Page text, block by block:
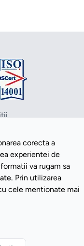
rezervate
corecta a
experientei de
va rugam sa
Prin utilizarea
cele mentionate mai